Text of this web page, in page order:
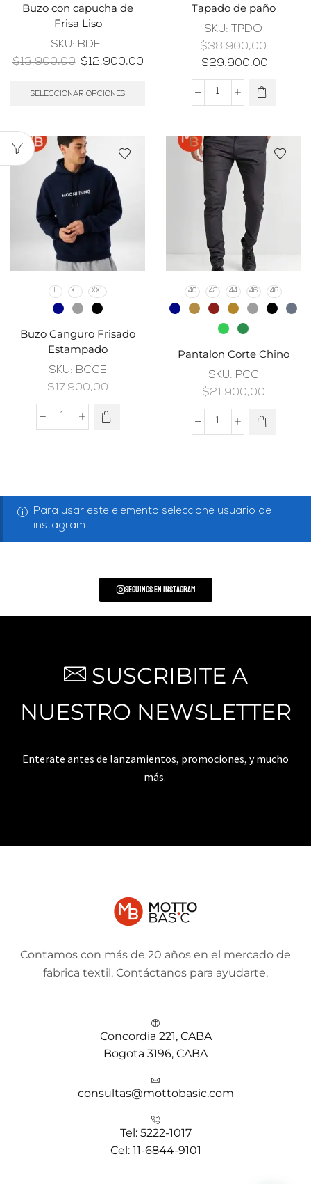
Buzo con capucha de
Frisa Liso
SKU: BDFL
$13.900,00 $12.900,00
SELECCIONAR OPCIONES
Tapado de paño
SKU: TPDO
$38.900,00
$29.900,00
L XL XXL
Buzo Canguro Frisado
Estampado
SKU: BCCE
$17.900,00
40 42 44 46 48
Pantalon Corte Chino
SKU: PCC
$21.900,00
Para usar este elemento seleccione usuario de
instagram
Seguinos en Instagram
SUSCRIBITE A
NUESTRO NEWSLETTER
Enterate antes de lanzamientos, promociones, y mucho
más.
Contamos con más de 20 años en el mercado de
fabrica textil. Contáctanos para ayudarte.
Concordia 221, CABA
Bogota 3196, CABA
consultas@mottobasic.com
Tel: 5222-1017
Cel: 11-6844-9101